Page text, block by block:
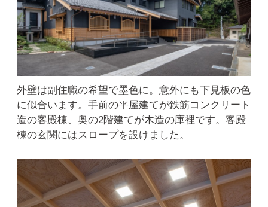
外壁は副住職の希望で墨色に。意外にも下見板の色
に似合います。手前の平屋建てが鉄筋コンクリート
造の客殿棟、奥の2階建てが木造の庫裡です。客殿
棟の玄関にはスロープを設けました。